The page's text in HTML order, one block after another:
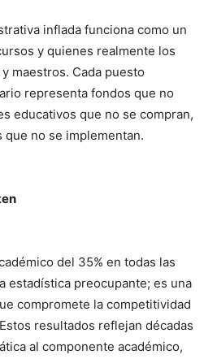
inflada funciona como un
y quienes realmente los
maestros. Cada puesto
representa fondos que no
educativos que no se compran,
que no se implementan.
del 35% en todas las
estadística preocupante; es una
compromete la competitividad
resultados reflejan décadas
al componente académico,